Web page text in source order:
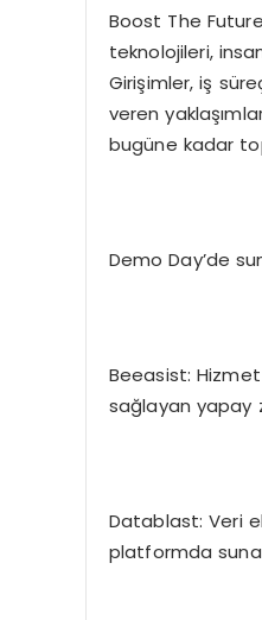
Boost The
teknolojileri,
Girişimler, iş
veren
bugüne kadar
Demo Day’de
Beeasist:
sağlayan yapay
Datablast: Veri
platformda